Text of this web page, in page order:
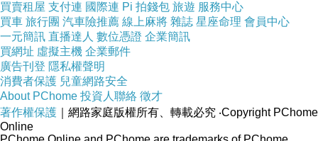
位相片，做出極富個人風格的實用作品，從卡
片、海報、電腦桌面到證件照片都能輕鬆完成。
另外規劃了圖檔管理單元，就算數位照片數量再
驚人，也能輕鬆分類，隨找隨到！
攝影入門與各種技巧：實際的拍攝示範，從入門
的採光、構圖等技巧，到使用數位相機拍攝時會
買賣租屋 支付連 國際連 Pi 拍錢包 旅遊 服務中心
買車 旅行團 汽車險推薦 線上麻將 雜誌 星座命理 會員中心
一元簡訊 直播達人 數位憑證 企業簡訊
買網址 虛擬主機 企業郵件
廣告刊登 隱私權聲明
消費者保護 兒童網路安全
About PChome 投資人聯絡 徵才
著作權保護 ｜網路家庭版權所有、轉載必究 ‧Copyright PChome
Online